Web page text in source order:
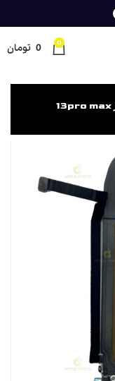
0
0 تومان